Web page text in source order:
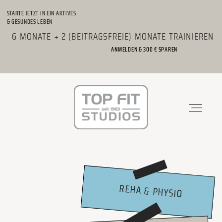
6 MONATE + 2 (BEITRAGSFREIE) MONATE TRAINIEREN
STARTE JETZT IN EIN AKTIVES
& GESUNDES LEBEN
ANMELDEN & 300 € SPAREN
STANDORTE
PHYSIO & REHA
KRAFTWERK
REHA & PHYSIO